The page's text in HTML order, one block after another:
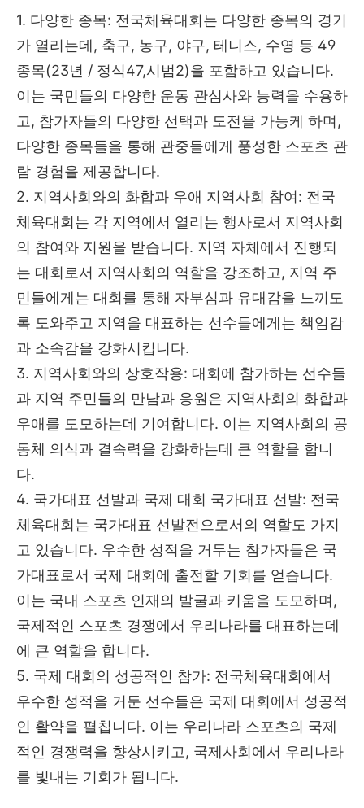
1. 다양한 종목: 전국체육대회는 다양한 종목의 경기
가 열리는데, 축구, 농구, 야구, 테니스, 수영 등 49
종목(23년 / 정식47,시범2)을 포함하고 있습니다.
이는 국민들의 다양한 운동 관심사와 능력을 수용하
고, 참가자들의 다양한 선택과 도전을 가능케 하며,
다양한 종목들을 통해 관중들에게 풍성한 스포츠 관
람 경험을 제공합니다.
2. 지역사회와의 화합과 우애 지역사회 참여: 전국
체육대회는 각 지역에서 열리는 행사로서 지역사회
의 참여와 지원을 받습니다. 지역 자체에서 진행되
는 대회로서 지역사회의 역할을 강조하고, 지역 주
민들에게는 대회를 통해 자부심과 유대감을 느끼도
록 도와주고 지역을 대표하는 선수들에게는 책임감
과 소속감을 강화시킵니다.
3. 지역사회와의 상호작용: 대회에 참가하는 선수들
과 지역 주민들의 만남과 응원은 지역사회의 화합과
우애를 도모하는데 기여합니다. 이는 지역사회의 공
동체 의식과 결속력을 강화하는데 큰 역할을 합니
다.
4. 국가대표 선발과 국제 대회 국가대표 선발: 전국
체육대회는 국가대표 선발전으로서의 역할도 가지
고 있습니다. 우수한 성적을 거두는 참가자들은 국
가대표로서 국제 대회에 출전할 기회를 얻습니다.
이는 국내 스포츠 인재의 발굴과 키움을 도모하며,
국제적인 스포츠 경쟁에서 우리나라를 대표하는데
에 큰 역할을 합니다.
5. 국제 대회의 성공적인 참가: 전국체육대회에서
우수한 성적을 거둔 선수들은 국제 대회에서 성공적
인 활약을 펼칩니다. 이는 우리나라 스포츠의 국제
적인 경쟁력을 향상시키고, 국제사회에서 우리나라
를 빛내는 기회가 됩니다.